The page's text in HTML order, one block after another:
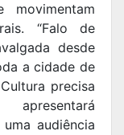
movimentam
“Falo de
desde
a cidade de
precisa
audiência